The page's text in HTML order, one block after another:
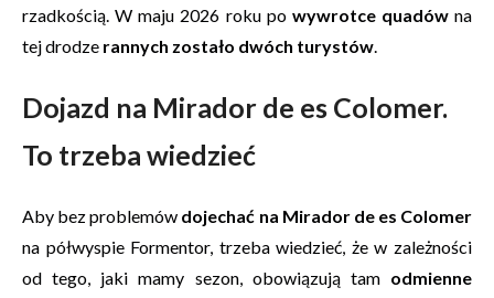
rzadkością. W maju 2026 roku po wywrotce quadówna
tej drodze rannych zostało dwóch turystów.
Dojazd na Mirador de es Colomer.
To trzeba wiedzieć
Aby bez problemów dojechać na Mirador de es Colomer
na półwyspie Formentor, trzeba wiedzieć, że w zależności
od tego, jaki mamy sezon, obowiązują tam odmienne